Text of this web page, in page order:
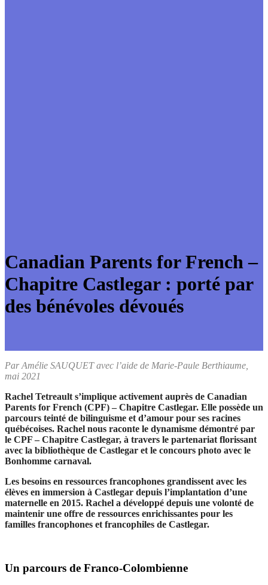
Canadian Parents for French –
Chapitre Castlegar : porté par
des bénévoles dévoués
Par Amélie SAUQUETavec l’aide de Marie-Paule Berthiaume
mai 2021
Rachel Tetreault s’implique activement auprès de Canadian
Parents for French (CPF) – Chapitre Castlegar. Elle possède un
parcours teinté de bilinguisme et d’amour pour ses racines
québécoises. Rachel nous raconte le dynamisme démontré par
le CPF – Chapitre Castlegar, à travers le partenariat florissant
avec la bibliothèque de Castlegar et le concours photo avec le
Bonhomme carnaval.
Les besoins en ressources francophones grandissent avec les
élèves en immersion à Castlegar depuis l’implantation d’une
maternelle en 2015. Rachel a développé depuis une volonté de
maintenir une offre de ressources enrichissantes pour les
familles francophones et francophiles de Castlegar.
Un parcours de Franco-Colombienne